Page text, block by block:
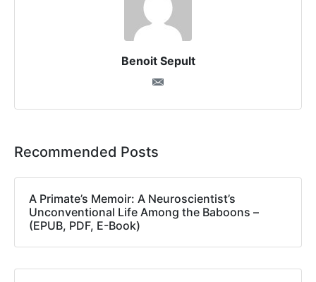
Benoit Sepult
Recommended Posts
A Primate’s Memoir: A Neuroscientist’s
Unconventional Life Among the Baboons –
(EPUB, PDF, E-Book)